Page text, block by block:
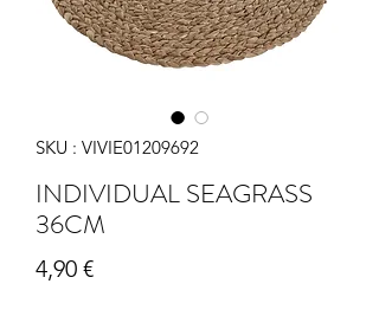
SKU : VIVIE01209692
INDIVIDUAL SEAGRASS
36CM
4,90 €Prix